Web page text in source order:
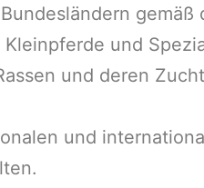
und
und deren
und